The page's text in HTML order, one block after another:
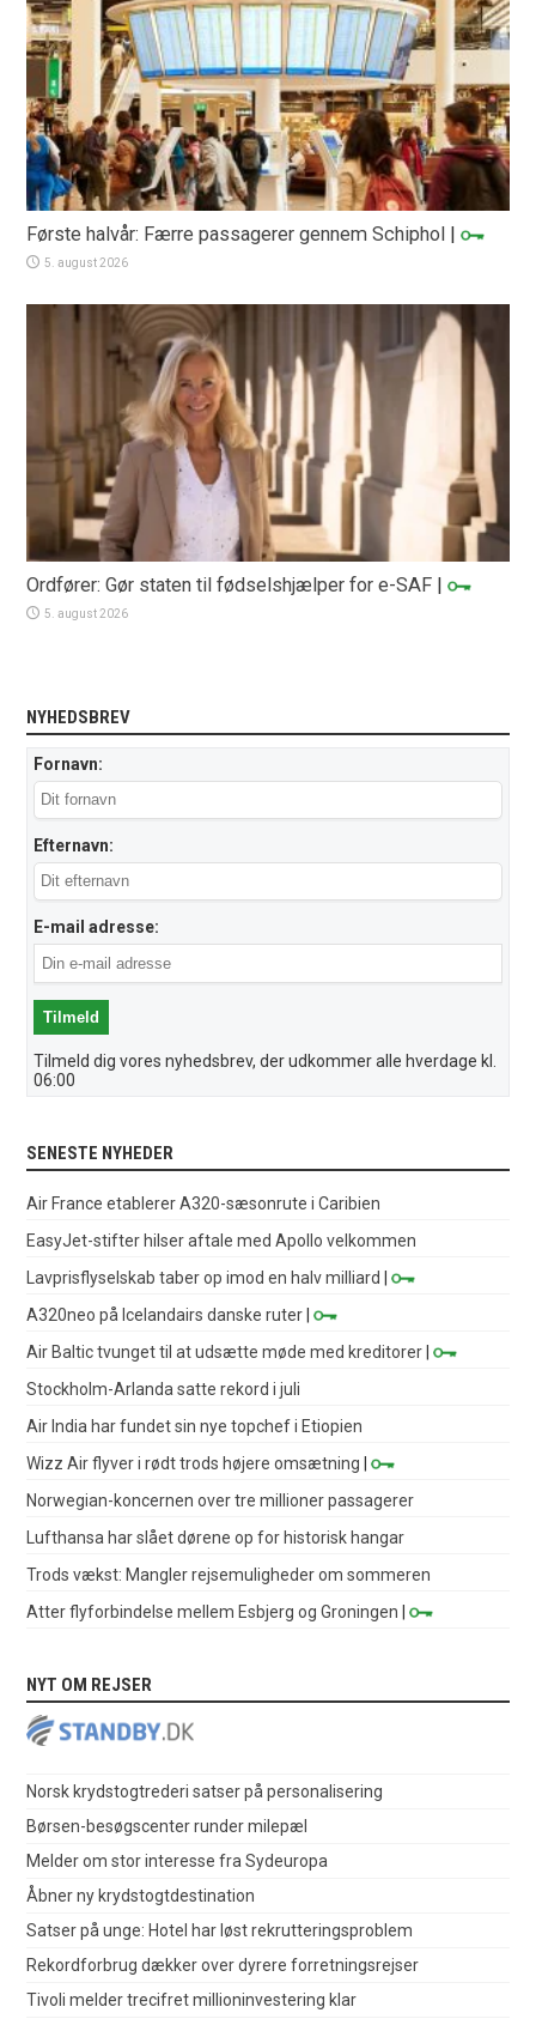
Første halvår: Færre passagerer gennem Schiphol |
5. august 2026
Ordfører: Gør staten til fødselshjælper for e-SAF |
5. august 2026
NYHEDSBREV
Fornavn:
Efternavn:
E-mail adresse:
Tilmeld dig vores nyhedsbrev, der udkommer alle hverdage kl.
06:00
SENESTE NYHEDER
Air France etablerer A320-sæsonrute i Caribien
EasyJet-stifter hilser aftale med Apollo velkommen
Lavprisflyselskab taber op imod en halv milliard
|
A320neo på Icelandairs danske ruter |
Air Baltic tvunget til at udsætte møde med kreditorer |
Stockholm-Arlanda satte rekord i juli
Air India har fundet sin nye topchef i Etiopien
Wizz Air flyver i rødt trods højere omsætning |
Norwegian-koncernen over tre millioner passagerer
Lufthansa har slået dørene op for historisk hangar
Trods vækst: Mangler rejsemuligheder om sommeren
Atter flyforbindelse mellem Esbjerg og Groningen |
NYT OM REJSER
Norsk krydstogtrederi satser på personalisering
Børsen-besøgscenter runder milepæl
Melder om stor interesse fra Sydeuropa
Åbner ny krydstogtdestination
Satser på unge: Hotel har løst rekrutteringsproblem
Rekordforbrug dækker over dyrere forretningsrejser
Tivoli melder trecifret millioninvestering klar